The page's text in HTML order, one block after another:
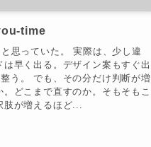
time
思っていた。 実際は、少し違
早く出る。デザイン案もすぐ出
う。 でも、その分だけ判断が増
どこまで直すのか。そもそもこ
が増えるほど...